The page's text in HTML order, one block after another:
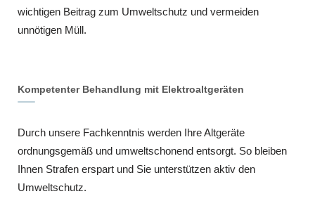
wichtigen Beitrag zum Umweltschutz und vermeiden
unnötigen Müll.
Kompetenter Behandlung mit Elektroaltgeräten
Durch unsere Fachkenntnis werden Ihre Altgeräte
ordnungsgemäß und umweltschonend entsorgt. So bleiben
Ihnen Strafen erspart und Sie unterstützen aktiv den
Umweltschutz.